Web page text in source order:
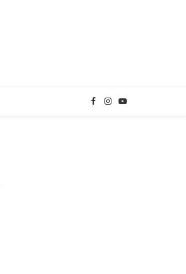
Facebook
Instagram
YouTube